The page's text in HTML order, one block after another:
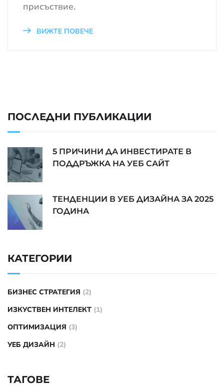
присъствие.
ВИЖТЕ ПОВЕЧЕ
ПОСЛЕДНИ ПУБЛИКАЦИИ
5 ПРИЧИНИ ДА ИНВЕСТИРАТЕ В
ПОДДРЪЖКА НА УЕБ САЙТ
ТЕНДЕНЦИИ В УЕБ ДИЗАЙНА ЗА 2025
ГОДИНА
КАТЕГОРИИ
БИЗНЕС СТРАТЕГИЯ (2)
ИЗКУСТВЕН ИНТЕЛЕКТ (1)
ОПТИМИЗАЦИЯ (3)
УЕБ ДИЗАЙН (2)
ТАГОВЕ